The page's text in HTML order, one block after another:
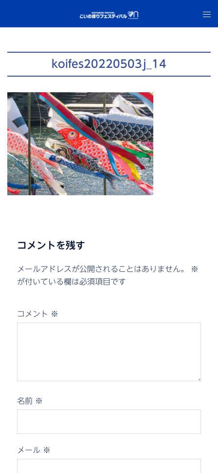
テ
ト
グ
メ
ュ
koifes20220503j_14
コメントを残す
メールアドレスが公開されることはありません。
※
が付いている欄は必須項目です
コメント ※
名前 ※
メール ※